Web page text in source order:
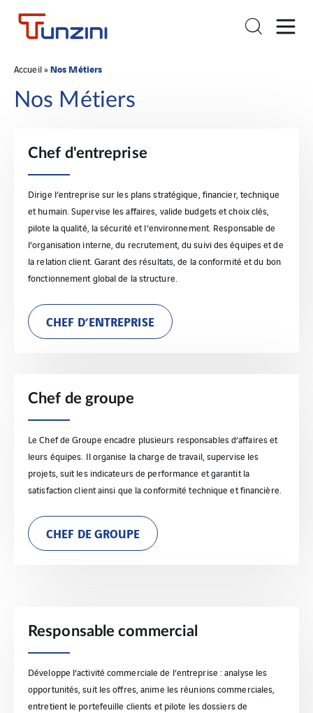
Accueil»Nos Métiers
Nos Métiers
Chef d'entreprise
Dirige l’entreprise sur les plans stratégique, financier, technique
et humain. Supervise les affaires, valide budgets et choix clés,
pilote la qualité, la sécurité et l’environnement. Responsable de
l’organisation interne, du recrutement, du suivi des équipes et de
la relation client. Garant des résultats, de la conformité et du bon
fonctionnement global de la structure.
CHEF D’ENTREPRISE
Chef de groupe
Le Chef de Groupe encadre plusieurs responsables d’affaires et
leurs équipes. Il organise la charge de travail, supervise les
projets, suit les indicateurs de performance et garantit la
satisfaction client ainsi que la conformité technique et financière.
CHEF DE GROUPE
Responsable commercial
Développe l’activité commerciale de l’entreprise : analyse les
opportunités, suit les offres, anime les réunions commerciales,
entretient le portefeuille clients et pilote les dossiers de